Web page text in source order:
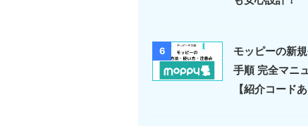
6
モッピーの新
手順 完全マニ
【紹介コードあ